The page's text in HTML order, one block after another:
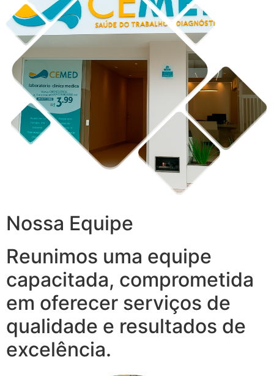
Nossa Equipe
Reunimos uma equipe
capacitada, comprometida
em oferecer serviços de
qualidade e resultados de
excelência.